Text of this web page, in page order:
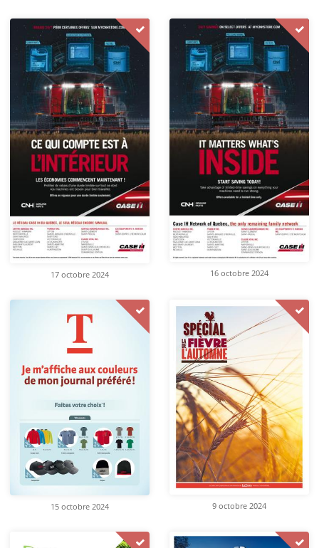
17 octobre 2024 16 octobre 2024
15 octobre 2024 9 octobre 2024